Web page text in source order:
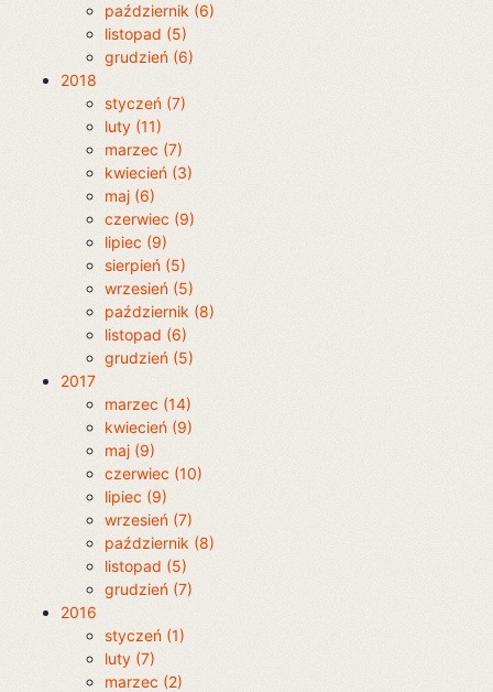
październik (6)
listopad (5)
grudzień (6)
2018
styczeń (7)
luty (11)
marzec (7)
kwiecień (3)
maj (6)
czerwiec (9)
lipiec (9)
sierpień (5)
wrzesień (5)
październik (8)
listopad (6)
grudzień (5)
2017
marzec (14)
kwiecień (9)
maj (9)
czerwiec (10)
lipiec (9)
wrzesień (7)
październik (8)
listopad (5)
grudzień (7)
2016
styczeń (1)
luty (7)
marzec (2)